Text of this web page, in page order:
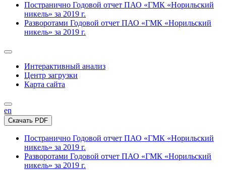
Постранично Годовой отчет ПАО «ГМК «Норильский
никель» за 2019 г.
Разворотами Годовой отчет ПАО «ГМК «Норильский
никель» за 2019 г.
Интерактивный анализ
Центр загрузки
Карта сайта
en
Скачать PDF
Постранично Годовой отчет ПАО «ГМК «Норильский
никель» за 2019 г.
Разворотами Годовой отчет ПАО «ГМК «Норильский
никель» за 2019 г.